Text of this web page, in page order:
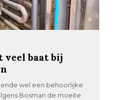
veel baat bij
wel een behoorlijke
Bosman de moeite